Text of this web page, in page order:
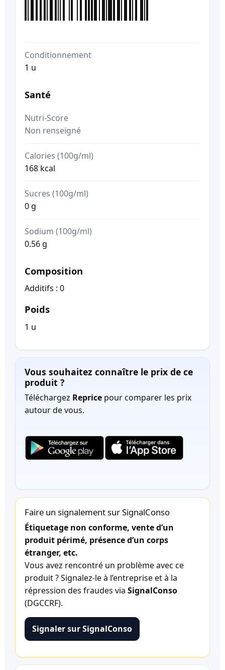
Conditionnement
1 u
Santé
Nutri-Score
Non renseigné
Calories (100g/ml)
168 kcal
Sucres (100g/ml)
0 g
Sodium (100g/ml)
0.56 g
Composition
Additifs : 0
Poids
1 u
Vous souhaitez connaître le prix de ce
produit ?
Téléchargez Reprice pour comparer les prix
autour de vous.
Faire un signalement sur SignalConso
Étiquetage non conforme, vente d’un
produit périmé, présence d’un corps
étranger, etc.
Vous avez rencontré un problème avec ce
produit ? Signalez-le à l’entreprise et à la
répression des fraudes via SignalConso
(DGCCRF).
Signaler sur SignalConso